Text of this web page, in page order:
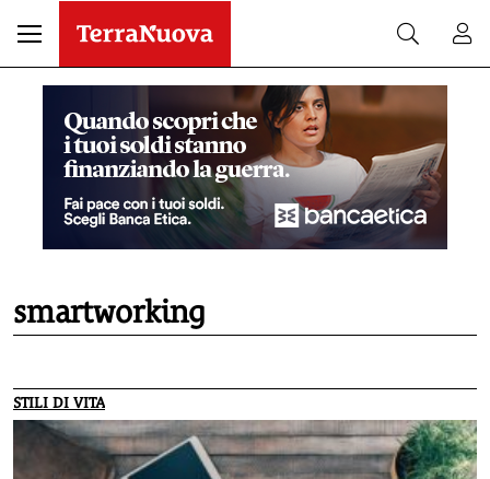
smartworking
STILI DI VITA